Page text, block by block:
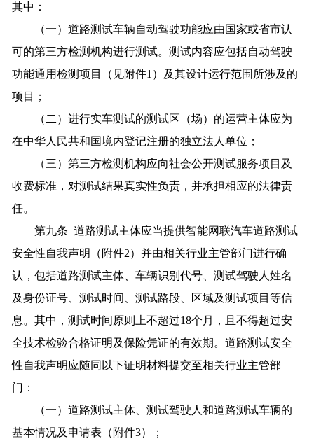
其中：
（一）道路测试车辆自动驾驶功能应由国家或省市认
可的第三方检测机构进行测试。测试内容应包括自动驾驶
功能通用检测项目（见附件1）及其设计运行范围所涉及的
项目；
（二）进行实车测试的测试区（场）的运营主体应为
在中华人民共和国境内登记注册的独立法人单位；
（三）第三方检测机构应向社会公开测试服务项目及
收费标准，对测试结果真实性负责，并承担相应的法律责
任。
第九条 道路测试主体应当提供智能网联汽车道路测试
安全性自我声明（附件2）并由相关行业主管部门进行确
认，包括道路测试主体、车辆识别代号、测试驾驶人姓名
及身份证号、测试时间、测试路段、区域及测试项目等信
息。其中，测试时间原则上不超过18个月，且不得超过安
全技术检验合格证明及保险凭证的有效期。道路测试安全
性自我声明应随同以下证明材料提交至相关行业主管部
门：
（一）道路测试主体、测试驾驶人和道路测试车辆的
基本情况及申请表（附件3）；